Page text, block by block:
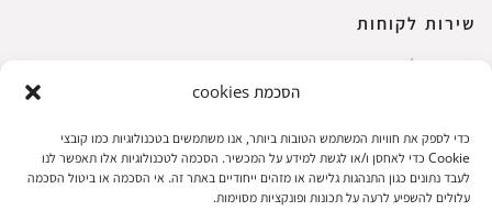
הסכמת cookies
כדי לספק את חוויות המשתמש הטובות ביותר, אנו משתמשים בטכנולוגיות כמו קובצי
Cookie כדי לאחסן ו/או לגשת למידע על המכשיר. הסכמה לטכנולוגיות אלו תאפשר לנו
לעבד נתונים כגון התנהגות גלישה או מזהים ייחודיים באתר זה. אי הסכמה או ביטול הסכמה
עלולים להשפיע לרעה על תכונות ופונקציות מסוימות.
שירות לקוחות
החשבון שלי
עגלת קניות
תקנון אתר